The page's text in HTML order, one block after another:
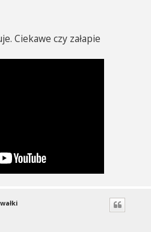
Ciekawe czy załapie